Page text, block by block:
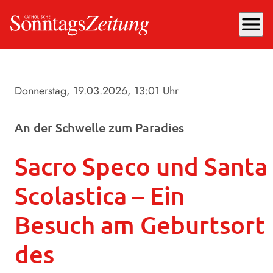
menu
Donnerstag, 19.03.2026, 13:01 Uhr
An der Schwelle zum Paradies
Sacro Speco und Santa
Scolastica – Ein
Besuch am Geburtsort
des